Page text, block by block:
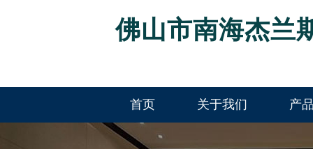
佛山市南海杰兰
首页 关于我们 产